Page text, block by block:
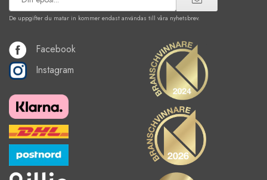
De uppgifter du matar in kommer endast användas till våra nyhetsbrev.
Facebook
Instagram